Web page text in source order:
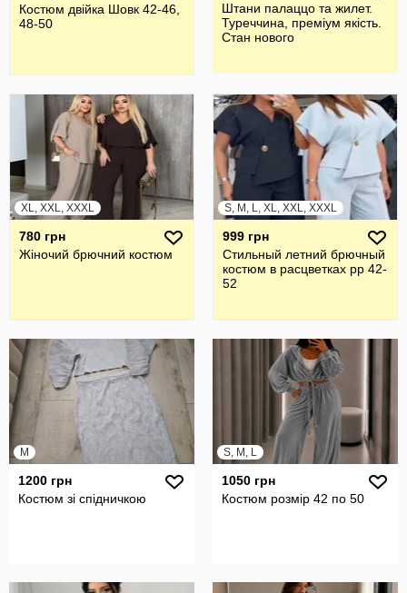
Костюм двійка Шовк 42-46,
48-50
Штани палаццо та жилет.
Туреччина, преміум якість.
Стан нового
XL, XXL, XXXL
780 грн
Жiночий брючний костюм
S, M, L, XL, XXL, XXXL
999 грн
Стильный летний брючный
костюм в расцветках рр 42-
52
M
1200 грн
Костюм зі спідничкою
S, M, L
1050 грн
Костюм розмір 42 по 50